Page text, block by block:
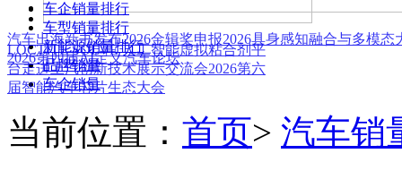
汽车出海新书发布2026金辑奖申报2026具身感知融合与多模态
2026第四届AI定义汽车论坛
LOCTITE SOLVE 人工智能虚拟粘合剂平
台走进上汽创新技术展示交流会2026第六
届智能汽车芯片生态大会
车企销量排行
车型销量排行
新能源销量排行
品牌销量
车企销量
当前位置： 首页> 汽车销